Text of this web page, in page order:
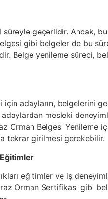
geçerlidir. Ancak,
gibi belgeler de bu
Belge yenileme süreci,
adayların, belgelerini
adaylardan mesleki
Orman Belgesi Yenileme
tekrar girilmesi gerekebilir.
eğitimler ve iş
Orman Sertifikası gibi